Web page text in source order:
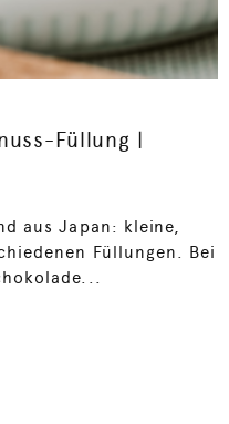
Füllung |
aus Japan: kleine,
Füllungen. Bei